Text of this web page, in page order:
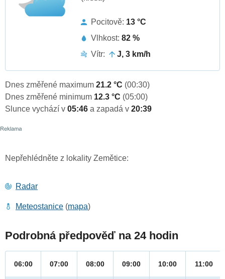
Pocitově: 13 °C
Vlhkost: 82 %
Vítr:
J, 3 km/h
Dnes změřené maximum 21.2 °C (00:30)
Dnes změřené minimum 12.3 °C (05:00)
Slunce vychází v 05:46 a zapadá v 20:39
Nepřehlédněte z lokality Zemětice:
Radar
Meteostanice (mapa)
Podrobná předpověď na 24 hodin
06:00 07:00 08:00 09:00 10:00 11:00